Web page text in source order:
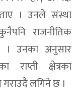
। उनले संस्था
राजनीतिक
। उनका अनुसार
राप्ती क्षेत्रका
लगिने छ ।